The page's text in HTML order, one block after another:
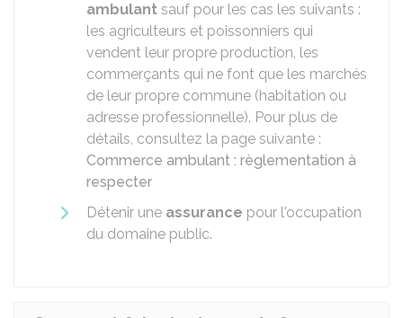
ambulant sauf pour les cas les suivants :
les agriculteurs et poissonniers qui
vendent leur propre production, les
commerçants qui ne font que les marchés
de leur propre commune (habitation ou
adresse professionnelle). Pour plus de
détails, consultez la page suivante :
Commerce ambulant : règlementation à
respecter
Détenir une assurance pour l'occupation
du domaine public.